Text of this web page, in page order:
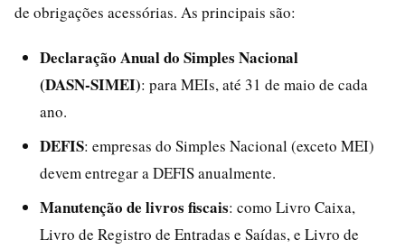
de obrigações acessórias. As principais são:
Declaração Anual do Simples Nacional
(DASN‑SIMEI): para MEIs, até 31 de maio de cada
ano.
DEFIS: empresas do Simples Nacional (exceto MEI)
devem entregar a DEFIS anualmente.
Manutenção de livros fiscais: como Livro Caixa,
Livro de Registro de Entradas e Saídas, e Livro de